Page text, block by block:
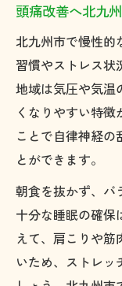
日常で
睡眠リ
食事や
姿勢と
頭痛を繰り
頭痛を
緊張型
ト
気圧や
ストレ
頭痛改善へ北九
北九州市で慢性的
習慣やストレス状
地域は気圧や気温
くなりやすい特
ことで自律神経
とができます。
朝食を抜かず、バ
十分な睡眠の確保
えて、肩こりや
いため、ストレ